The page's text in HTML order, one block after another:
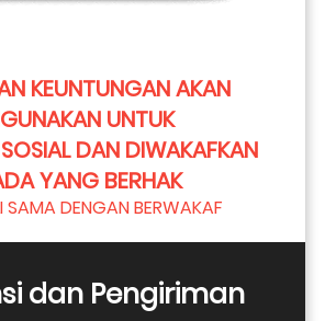
KEUNTUNGAN AKAN
UNTUK
DAN DIWAKAFKAN
YANG BERHAK
SAMA DENGAN BERWAKAF
dan Pengiriman